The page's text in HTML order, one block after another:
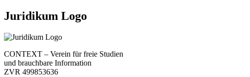
Juridikum Logo
CONTEXT – Verein für freie Studien
und brauchbare Information
ZVR 499853636